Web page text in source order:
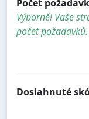
Počet
Výborně! Vaše
počet požadavků.
Dosiahnuté